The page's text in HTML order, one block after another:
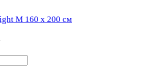
M 160 х 200 см